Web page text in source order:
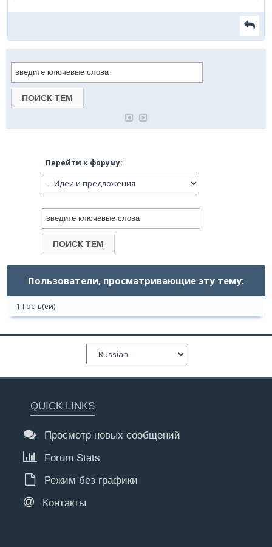
Перейти к форуму:
Пользователи, просматривающие эту тему:
1 Гость(ей)
QUICK LINKS
Просмотр новых сообщений
Forum Stats
Режим без графики
Контакты